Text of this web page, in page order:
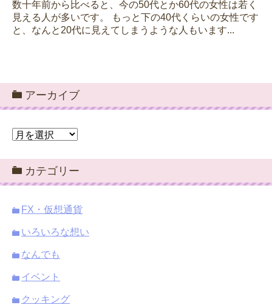
数十年前から比べると、今の50代とか60代の女性は若く
見える人が多いです。 もっと下の40代くらいの女性です
と、なんと20代に見えてしまうような人もいます...
アーカイブ
ア
カ
イ
ブ
カテゴリー
FX・仮想通貨
いろいろな想い
なんでも
イベント
クッキング